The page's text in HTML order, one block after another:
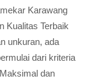
Karawang
Kualitas Terbaik
unkuran, ada
dari kriteria
dan